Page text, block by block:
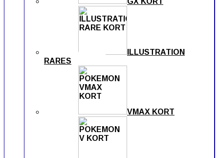
ILLUSTRATION
RARES
VMAX KORT